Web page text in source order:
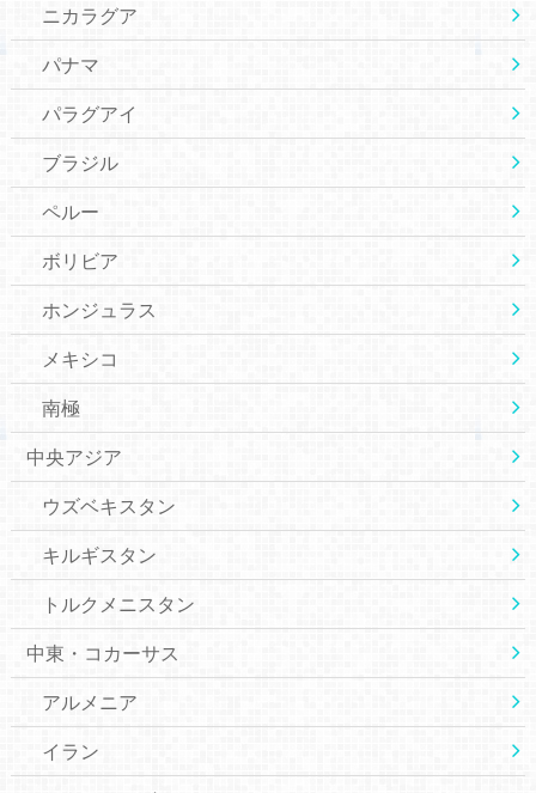
ニカラグア
パナマ
パラグアイ
ブラジル
ペルー
ボリビア
ホンジュラス
メキシコ
南極
中央アジア
ウズベキスタン
キルギスタン
トルクメニスタン
中東・コカーサス
アルメニア
イラン